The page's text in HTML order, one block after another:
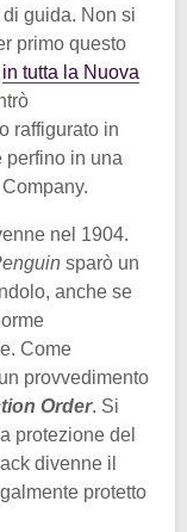
di guida. Non si
primo questo
in tutta la Nuova
raffigurato in
perfino in una
nel 1904.
sparò un
anche se
Come
provvedimento
Order. Si
protezione del
divenne il
protetto